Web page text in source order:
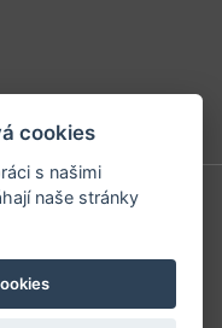
cookies
s našimi
naše stránky